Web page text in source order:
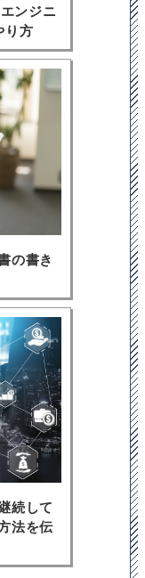
ンジニ
り方
の書き
続して
法を伝